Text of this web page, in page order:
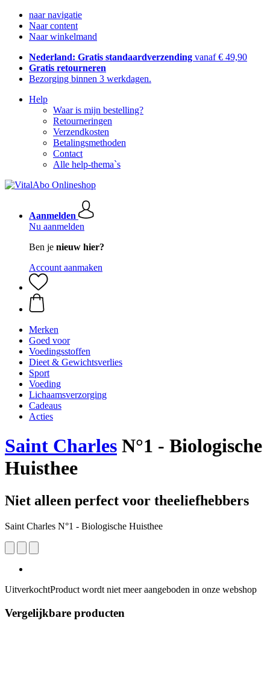
naar navigatie
Naar content
Naar winkelmand
Nederland: Gratis standaardverzending vanaf € 49,90
Gratis retourneren
Bezorging binnen 3 werkdagen.
Help
Waar is mijn bestelling?
Retourneringen
Verzendkosten
Betalingsmethoden
Contact
Alle help-thema`s
Aanmelden
Nu aanmelden
Ben je nieuw hier?
Account aanmaken
Merken
Goed voor
Voedingsstoffen
Dieet & Gewichtsverlies
Sport
Voeding
Lichaamsverzorging
Cadeaus
Acties
Saint Charles N°1 - Biologische
Huisthee
Niet alleen perfect voor theeliefhebbers
Saint Charles N°1 - Biologische Huisthee
UitverkochtProduct wordt niet meer aangeboden in onze webshop
Vergelijkbare producten